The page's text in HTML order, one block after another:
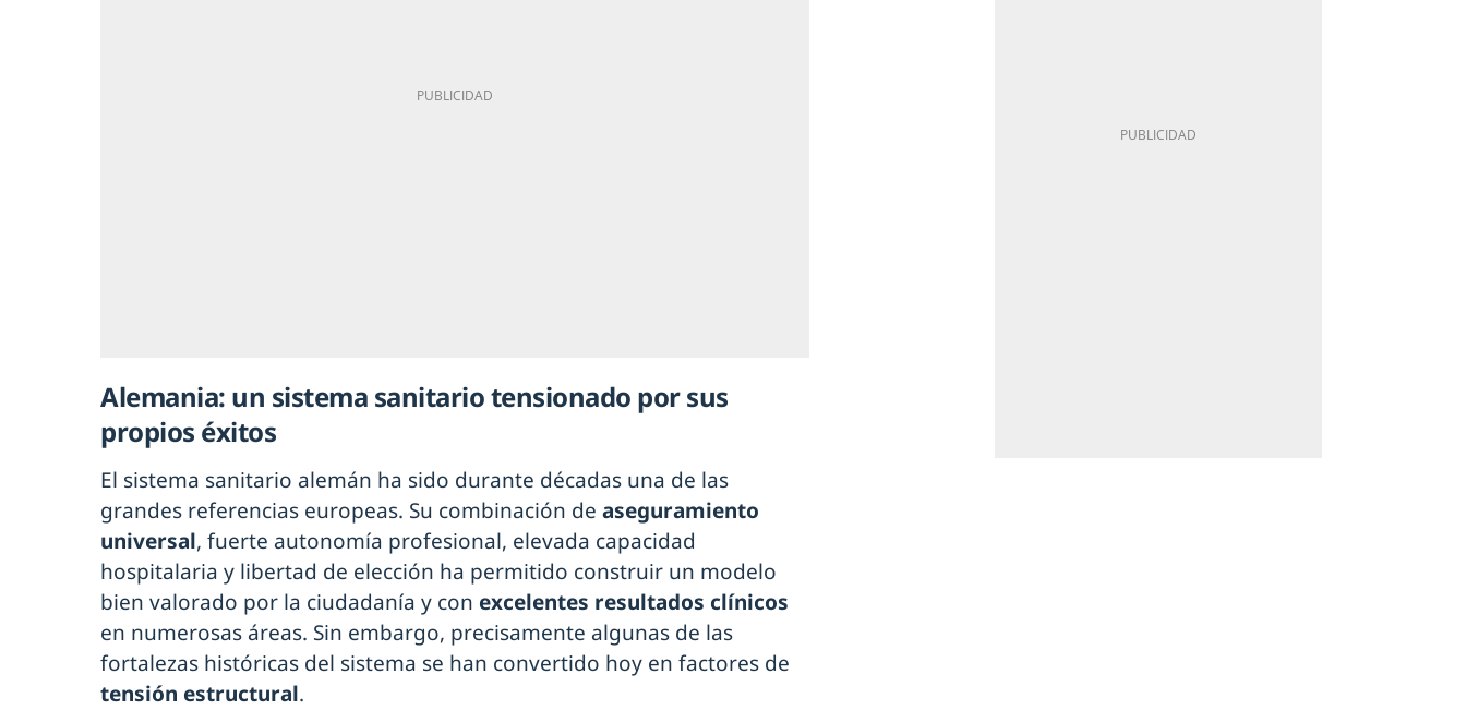
Alemania: un sistema sanitario tensionado por sus
propios éxitos
El sistema sanitario alemán ha sido durante décadas una de las
grandes referencias europeas. Su combinación de aseguramiento
universal, fuerte autonomía profesional, elevada capacidad
hospitalaria y libertad de elección ha permitido construir un modelo
bien valorado por la ciudadanía y con excelentes resultados clínicos
en numerosas áreas. Sin embargo, precisamente algunas de las
fortalezas históricas del sistema se han convertido hoy en factores de
tensión estructural.